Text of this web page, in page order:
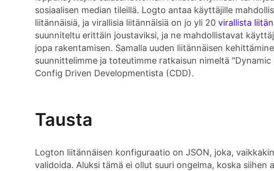
sosiaalisen median tileillä. Logto antaa käyttäjille
liitännäisiä, ja virallisia liitännäisiä on jo yli 20 virallista
suunniteltu erittäin joustaviksi, ja ne mahdollistavat
jopa rakentamisen. Samalla uuden liitännäisen
suunnittelimme ja toteutimme ratkaisun nimeltä
Config Driven Developmentista (CDD).
Tausta
Logton liitännäisen konfiguraatio on JSON, joka,
validoida. Aluksi tämä ei ollut suuri ongelma, koska